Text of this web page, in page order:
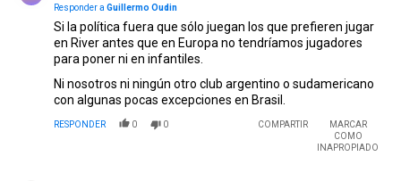
Responder a Guillermo Oudin
Si la política fuera que sólo juegan los que prefieren jugar
en River antes que en Europa no tendríamos jugadores
para poner ni en infantiles.
Ni nosotros ni ningún otro club argentino o sudamericano
con algunas pocas excepciones en Brasil.
RESPONDER 0 0 COMPARTIR
MARCAR
COMO
INAPROPIADO